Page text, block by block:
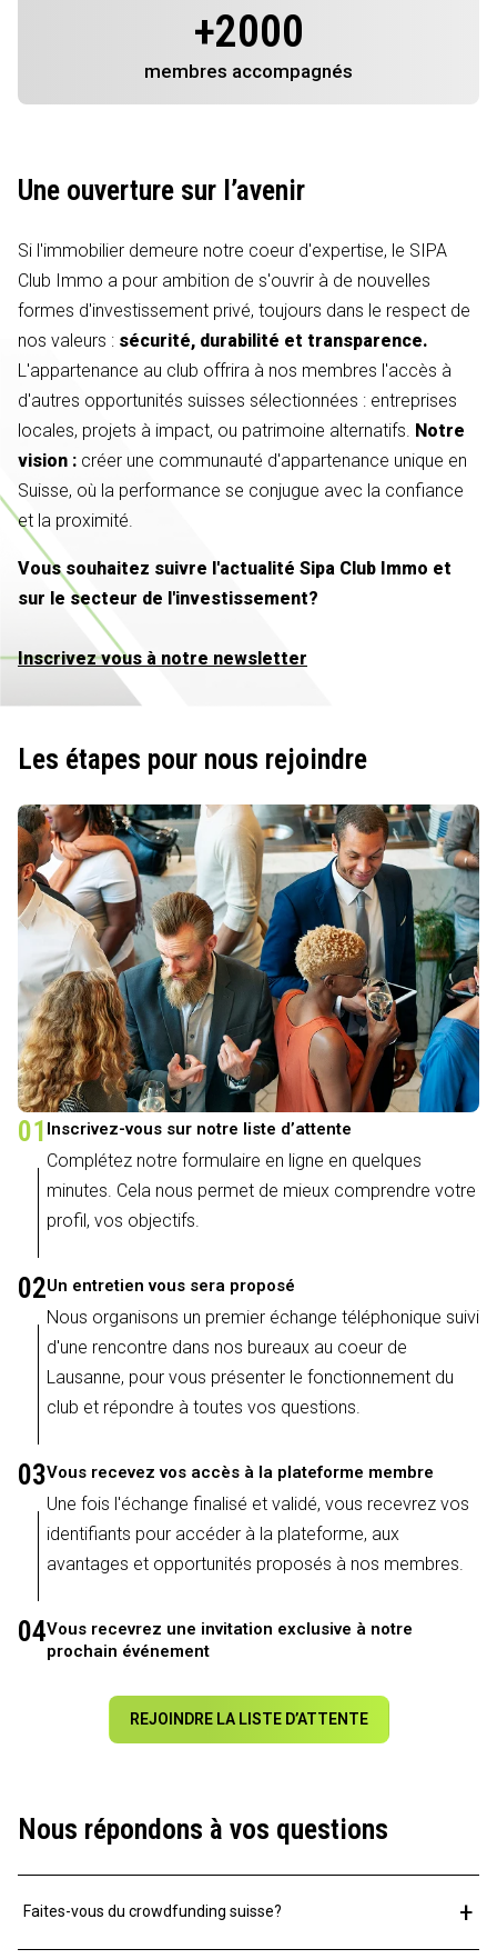
+2000
membres accompagnés
Une ouverture sur l’avenir
Si l'immobilier demeure notre coeur d'expertise, le SIPA
Club Immo a pour ambition de s'ouvrir à de nouvelles
formes d'investissement privé, toujours dans le respect de
nos valeurs : sécurité, durabilité et transparence.
L'appartenance au club offrira à nos membres l'accès à
d'autres opportunités suisses sélectionnées : entreprises
locales, projets à impact, ou patrimoine alternatifs. Notre
vision : créer une communauté d'appartenance unique en
Suisse, où la performance se conjugue avec la confiance
et la proximité.
Vous souhaitez suivre l'actualité Sipa Club Immo et
sur le secteur de l'investissement?
Inscrivez vous à notre newsletter
Les étapes pour nous rejoindre
01 Inscrivez-vous sur notre liste d’attente
Complétez notre formulaire en ligne en quelques
minutes. Cela nous permet de mieux comprendre votre
profil, vos objectifs.
02Un entretien vous sera proposé
Nous organisons un premier échange téléphonique suivi
d'une rencontre dans nos bureaux au coeur de
Lausanne, pour vous présenter le fonctionnement du
club et répondre à toutes vos questions.
03Vous recevez vos accès à la plateforme membre
Une fois l'échange finalisé et validé, vous recevrez vos
identifiants pour accéder à la plateforme, aux
avantages et opportunités proposés à nos membres.
04Vous recevrez une invitation exclusive à notre
prochain événement
REJOINDRE LA LISTE D’ATTENTE
Nous répondons à vos questions
Faites-vous du crowdfunding suisse? +